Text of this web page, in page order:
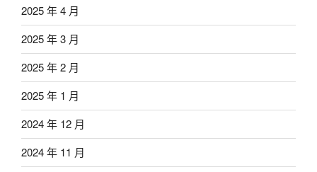
2025 年 4 月
2025 年 3 月
2025 年 2 月
2025 年 1 月
2024 年 12 月
2024 年 11 月